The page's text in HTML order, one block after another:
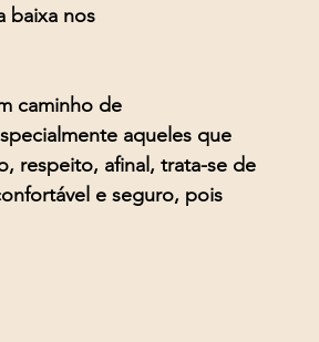
baixa nos
caminho de
aqueles que
respeito, afinal, trata-se de
e seguro, pois